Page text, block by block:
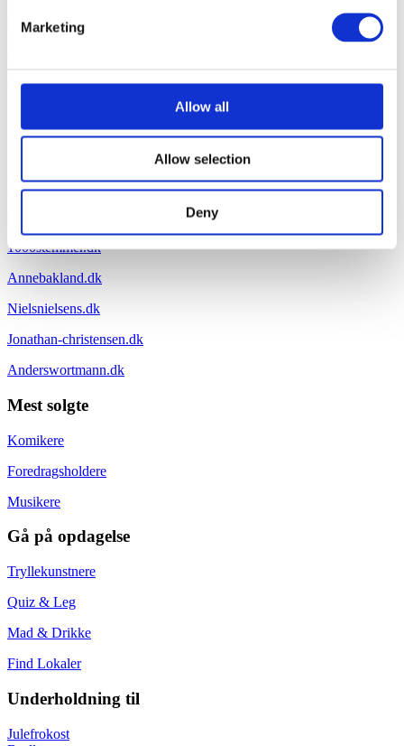
Marketing
Allow all
Allow selection
Deny
Peterwerner.dk
1000stemmer.dk
Annebakland.dk
Nielsnielsens.dk
Jonathan-christensen.dk
Anderswortmann.dk
Mest solgte
Komikere
Foredragsholdere
Musikere
Gå på opdagelse
Tryllekunstnere
Quiz & Leg
Mad & Drikke
Find Lokaler
Underholdning til
Julefrokost